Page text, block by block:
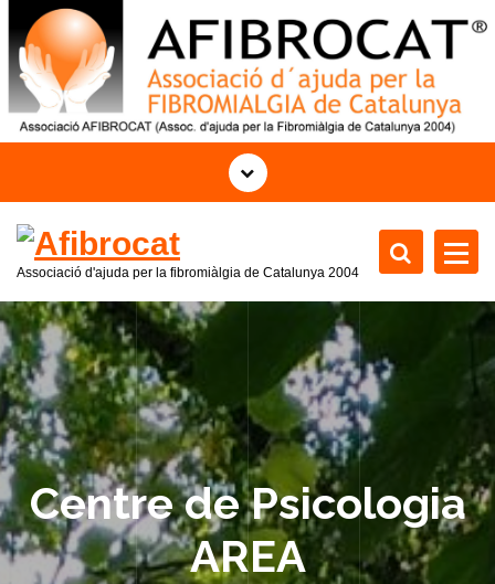
o
n
t
Associació d'ajuda per la fibromiàlgia de Catalunya 2004
Centre de Psicologia
AREA